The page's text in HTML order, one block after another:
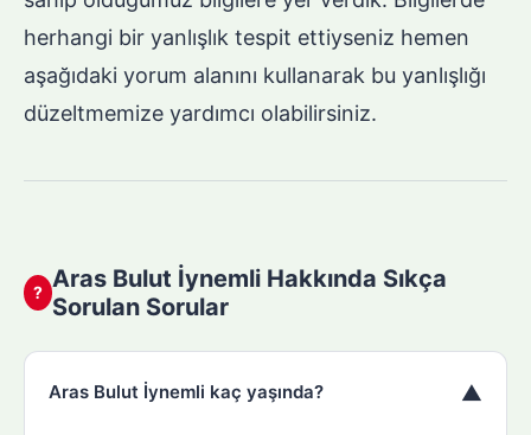
herhangi bir yanlışlık tespit ettiyseniz hemen
aşağıdaki yorum alanını kullanarak bu yanlışlığı
düzeltmemize yardımcı olabilirsiniz.
? Aras Bulut İynemli Hakkında Sıkça
Sorulan Sorular
Aras Bulut İynemli kaç yaşında? ▼